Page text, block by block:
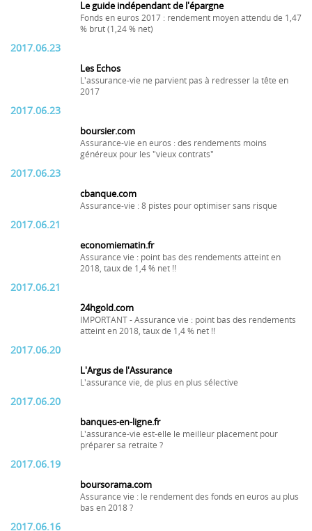
Le guide indépendant de l'épargne
Fonds en euros 2017 : rendement moyen attendu de 1,47
% brut (1,24 % net)
2017.06.23
Les Echos
L'assurance-vie ne parvient pas à redresser la tête en
2017
2017.06.23
boursier.com
Assurance-vie en euros : des rendements moins
généreux pour les "vieux contrats"
2017.06.23
cbanque.com
Assurance-vie : 8 pistes pour optimiser sans risque
2017.06.21
economiematin.fr
Assurance vie : point bas des rendements atteint en
2018, taux de 1,4 % net !!
2017.06.21
24hgold.com
IMPORTANT - Assurance vie : point bas des rendements
atteint en 2018, taux de 1,4 % net !!
2017.06.20
L'Argus de l'Assurance
L'assurance vie, de plus en plus sélective
2017.06.20
banques-en-ligne.fr
L'assurance-vie est-elle le meilleur placement pour
préparer sa retraite ?
2017.06.19
boursorama.com
Assurance vie : le rendement des fonds en euros au plus
bas en 2018 ?
2017.06.16